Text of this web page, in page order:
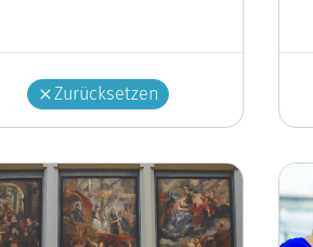
Zurücksetzen